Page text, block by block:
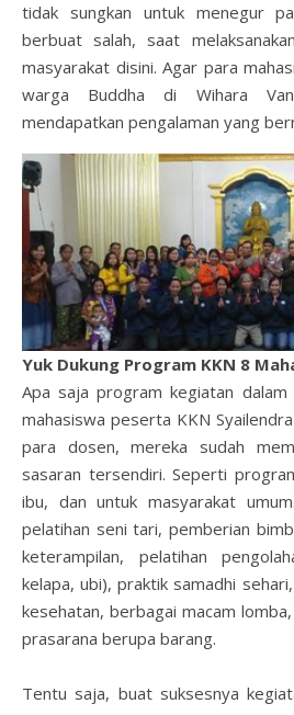
tidak sungkan untuk menegur
berbuat salah, saat
masyarakat disini. Agar para
warga Buddha di Wihara
mendapatkan pengalaman yang
Yuk Dukung Program KKN 8
Apa saja program kegiatan
mahasiswa peserta KKN
para dosen, mereka sudah
sasaran tersendiri. Seperti
ibu, dan untuk masyarakat
pelatihan seni tari, pemberian
keterampilan, pelatihan
kelapa, ubi), praktik samadhi
kesehatan, berbagai macam
prasarana berupa barang.
Tentu saja, buat suksesnya